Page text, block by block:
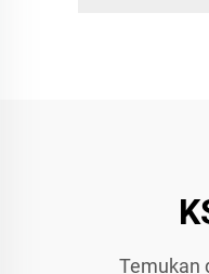
Temukan